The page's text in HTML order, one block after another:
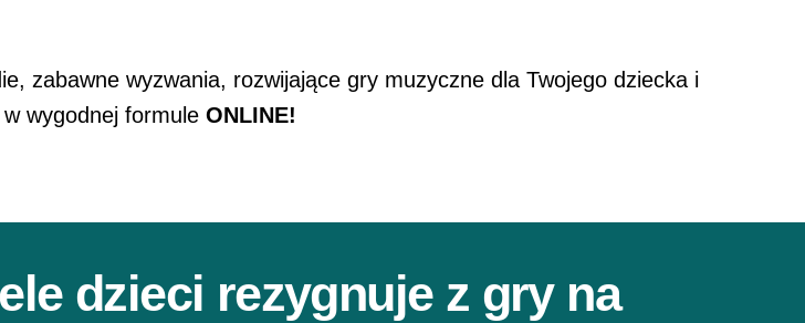
zabawne wyzwania, rozwijające gry muzyczne dla Twojego dziecka i
wygodnej formule ONLINE!
dzieci rezygnuje z gry na